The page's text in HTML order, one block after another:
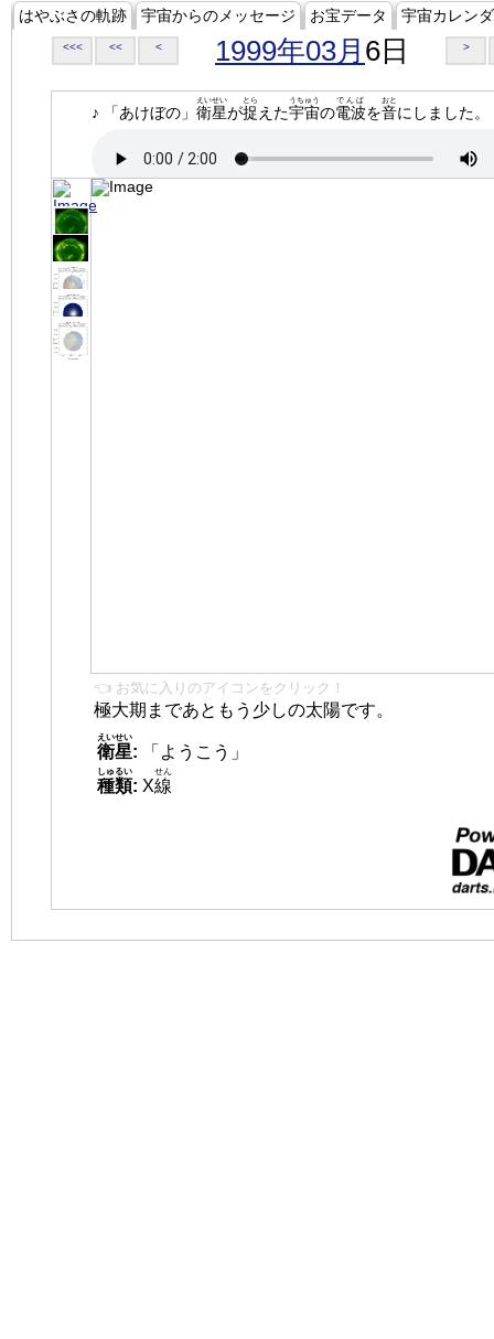
はやぶさの軌跡 宇宙からのメッセージ お宝データ 宇宙カレン
<<< << < 1999年03月 6日 >
♪ 「あけぼの」 衛星
えいせい
が捉
とら
えた宇宙
うちゅう
の電波
でんぱ
を音
おと
にしました。
👈 お気に入りのアイコンをクリック！
極大期まであともう少しの太陽です。
衛星
えいせい
:
「ようこう」
種類
しゅるい
: X線
せん